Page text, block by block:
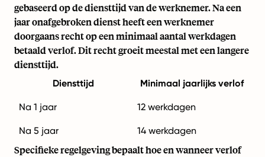
gebaseerd op de diensttijd van de werknemer. Na een
jaar onafgebroken dienst heeft een werknemer
doorgaans recht op een minimaal aantal werkdagen
betaald verlof. Dit recht groeit meestal met een langere
diensttijd.
Diensttijd Minimaal jaarlijks verlof
Na 1 jaar 12 werkdagen
Na 5 jaar 14 werkdagen
Specifieke regelgeving bepaalt hoe en wanneer verlof